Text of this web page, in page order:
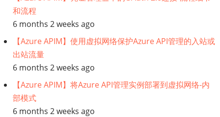
和流程
6 months 2 weeks ago
【Azure APIM】使用虚拟网络保护Azure API管理的入站或
出站流量
6 months 2 weeks ago
【Azure APIM】将Azure API管理实例部署到虚拟网络-内
部模式
6 months 2 weeks ago